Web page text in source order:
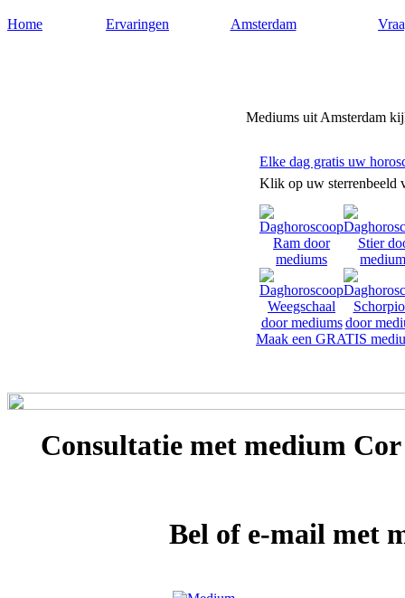
Home Ervaringen Amsterdam
Mediums uit Amsterdam
Elke dag gratis uw
Klik op uw sterrenbeeld
Maak een GRATIS
Consultatie met medium Cor
Bel of e-mail met